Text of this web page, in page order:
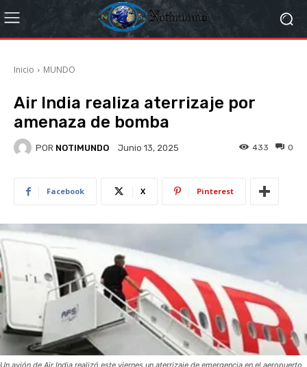
Inicio MUNDO
Air India realiza aterrizaje por
amenaza de bomba
POR NOTIMUNDO Junio 13, 2025 0
433
Facebook X Pinterest
Un avión de Air India realizó este viernes un aterrizaje de emergencia en el aeropuerto